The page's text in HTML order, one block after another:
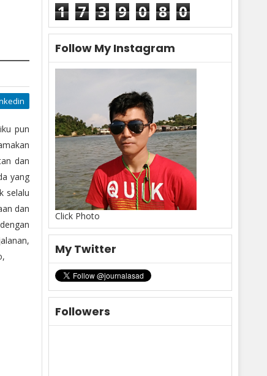
pun
dan
yang
selalu
dan
1 7 3 9 0 8 0
Follow My Instagram
Click Photo
My Twitter
Followers